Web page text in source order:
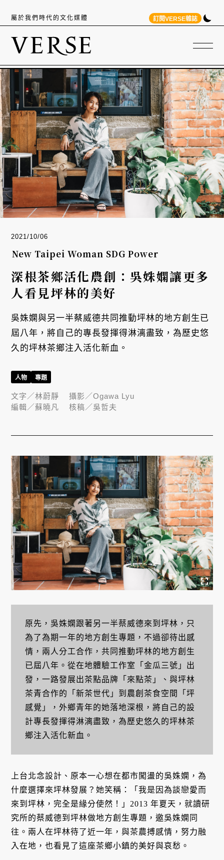
屬於我們時代的文化媒體 訂閱VERSE雜誌
2021/10/06
New Taipei Woman SDG Power
深根茶鄉活化農創：吳姝嫻讓更多
人看見坪林的美好
吳姝嫻與另一半蔡威德共同推動坪林的地方創生已
屆八年，將自己的專長發揮得淋漓盡致，為歷史悠
久的坪林茶鄉注入活化新血。
原先，吳姝嫻跟著另一半蔡威德來到坪林，只
為了為期一年的地方創生專題，不過卻待出感
情，兩人分工合作，共同推動坪林的地方創生
已屆八年。從在地體驗工作室「金瓜三號」出
發，一路發展出茶點品牌「來點茶」、與坪林
茶青合作的「新茶世代」到農創茶食空間「坪
感覺」，外鄉青年的她落地深根，將自己的設
計專長發揮得淋漓盡致，為歷史悠久的坪林茶
鄉注入活化新血。
上台北念設計、原本一心想在都市闖盪的吳姝嫻，為
什麼選擇來坪林發展？她笑稱：「我是因為談戀愛而
來到坪林，完全是緣分使然！」2013 年夏天，就讀研
究所的蔡威德到坪林做地方創生專題，邀吳姝嫻同
往。兩人在坪林待了近一年，與茶農搏感情，努力融
入在地，也看見了這座茶鄉小鎮的美好與哀愁。
人物 專題
文字／林蔚靜 攝影／Ogawa Lyu
編輯／蘇曉凡 核稿／吳哲夫